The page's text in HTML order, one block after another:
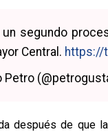
un segundo
Central. https://
Petro
después de que